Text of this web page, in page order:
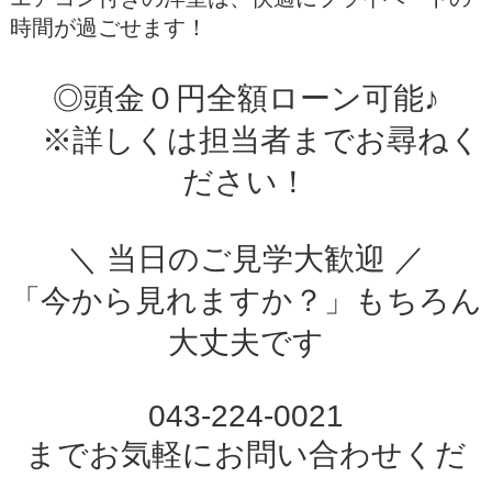
時間が過ごせます！
◎頭金０円全額ローン可能♪
※詳しくは担当者までお尋ねく
ださい！
＼ 当日のご見学大歓迎 ／
「今から見れますか？」もちろん
大丈夫です
043-224-0021
までお気軽にお問い合わせくだ